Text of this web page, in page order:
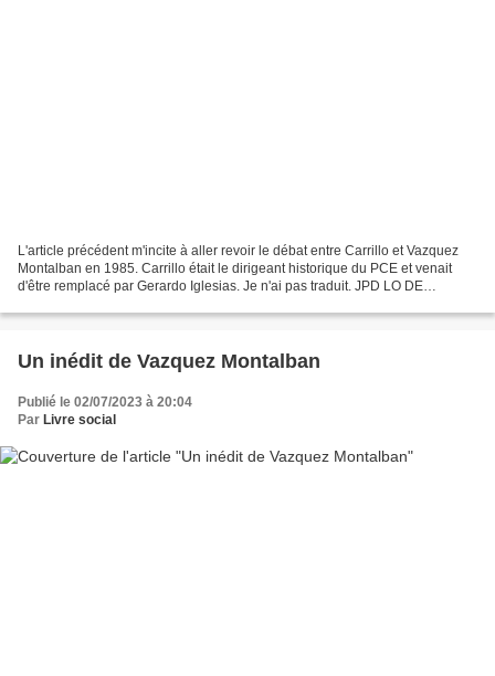
L'article précédent m'incite à aller revoir le débat entre Carrillo et Vazquez
Montalban en 1985. Carrillo était le dirigeant historique du PCE et venait
d'être remplacé par Gerardo Iglesias. Je n'ai pas traduit. JPD LO DE
Un inédit de Vazquez Montalban
Publié le 02/07/2023 à 20:04
Par Livre social